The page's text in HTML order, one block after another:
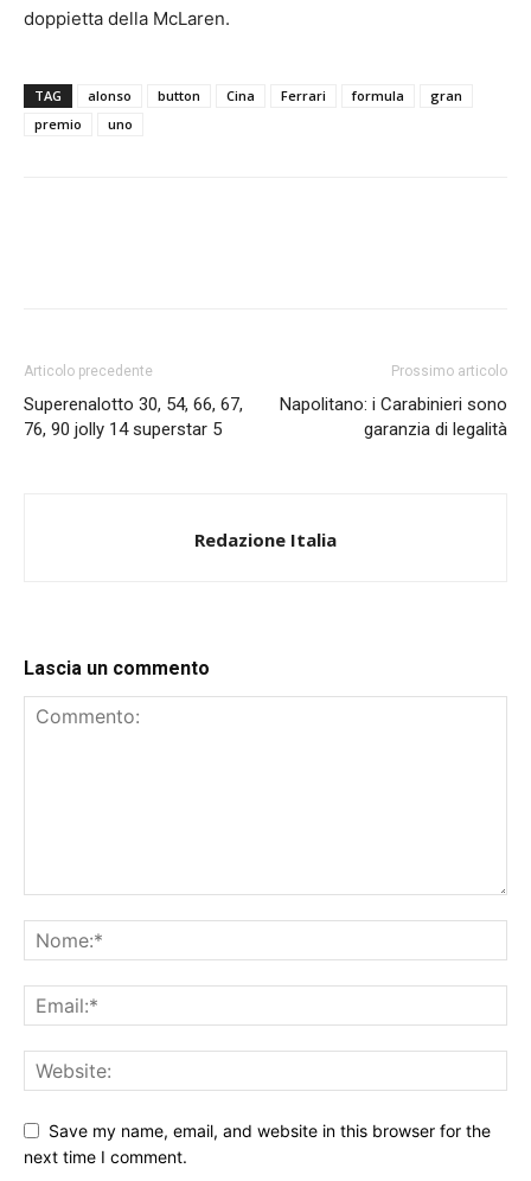
doppietta della McLaren.
TAG alonso button Cina Ferrari formula
gran
premio
uno
Articolo precedente
Superenalotto 30, 54, 66, 67,
76, 90 jolly 14 superstar 5
Prossimo articolo
Napolitano: i Carabinieri sono
garanzia di legalità
Redazione Italia
Lascia un commento
Save my name, email, and website in this browser for the
next time I comment.